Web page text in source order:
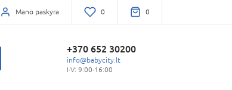
Mano paskyra 0 0
+370 652 30200
info@babycity.lt
I-V: 9:00-16:00